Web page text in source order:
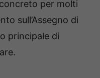
per molti
sull’Assegno di
principale di